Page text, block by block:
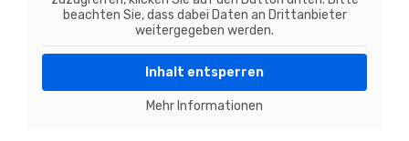
beachten Sie, dass dabei Daten an Drittanbieter
weitergegeben werden.
Inhalt entsperren
Mehr Informationen